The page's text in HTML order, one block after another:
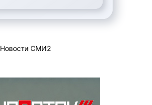
Новости СМИ2